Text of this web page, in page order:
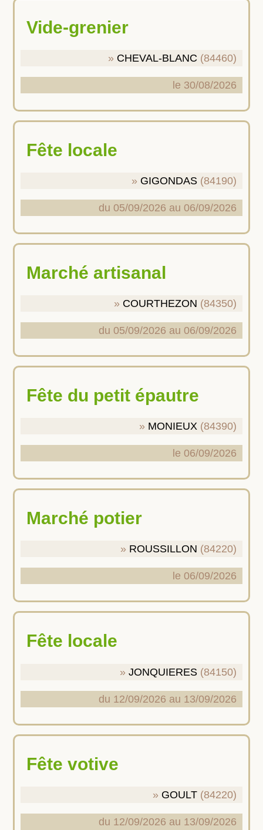
Vide-grenier
CHEVAL-BLANC (84460)
le 30/08/2026
Fête locale
GIGONDAS (84190)
du 05/09/2026 au 06/09/2026
Marché artisanal
COURTHEZON (84350)
du 05/09/2026 au 06/09/2026
Fête du petit épautre
MONIEUX (84390)
le 06/09/2026
Marché potier
ROUSSILLON (84220)
le 06/09/2026
Fête locale
JONQUIERES (84150)
du 12/09/2026 au 13/09/2026
Fête votive
GOULT (84220)
du 12/09/2026 au 13/09/2026